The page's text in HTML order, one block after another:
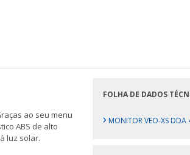
ao seu menu
ABS de alto
luz solar.
FOLHA DE DADOS
› MONITOR VEO-XS DDA